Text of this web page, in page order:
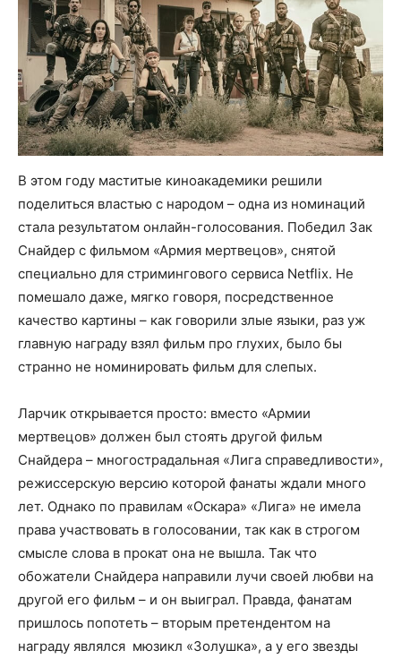
В этом году маститые киноакадемики решили
поделиться властью с народом – одна из номинаций
стала результатом онлайн-голосования. Победил Зак
Снайдер с фильмом «Армия мертвецов», снятой
специально для стримингового сервиса Netflix. Не
помешало даже, мягко говоря, посредственное
качество картины – как говорили злые языки, раз уж
главную награду взял фильм про глухих, было бы
странно не номинировать фильм для слепых.
Ларчик открывается просто: вместо «Армии
мертвецов» должен был стоять другой фильм
Снайдера – многострадальная «Лига справедливости»,
режиссерскую версию которой фанаты ждали много
лет. Однако по правилам «Оскара» «Лига» не имела
права участвовать в голосовании, так как в строгом
смысле слова в прокат она не вышла. Так что
обожатели Снайдера направили лучи своей любви на
другой его фильм – и он выиграл. Правда, фанатам
пришлось попотеть – вторым претендентом на
награду являлся мюзикл «Золушка», а у его звезды